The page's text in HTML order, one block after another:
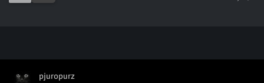
pjuropurz